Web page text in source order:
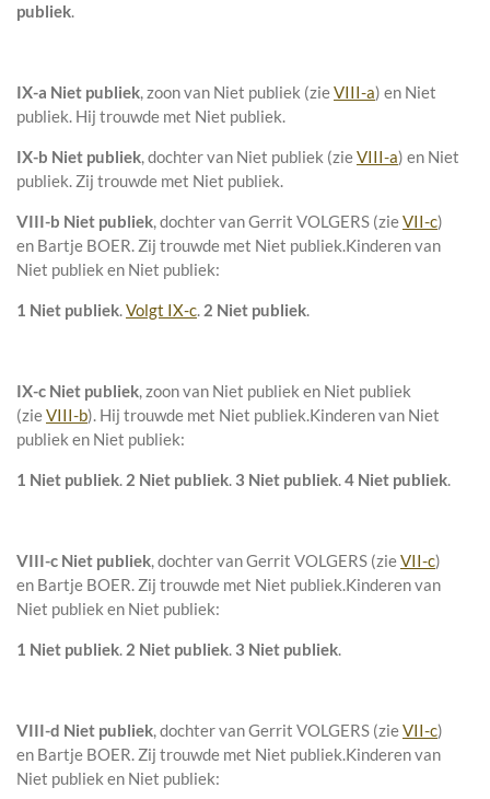
publiek.
IX-a Niet publiek, zoon van Niet publiek (zieVIII-a) en Niet
publiek. Hij trouwde met Niet publiek.
IX-b Niet publiek, dochter van Niet publiek (zieVIII-a) en Niet
publiek. Zij trouwde met Niet publiek.
VIII-b Niet publiek, dochter vanGerrit VOLGERS (zieVII-c)
en Bartje BOER. Zij trouwde met Niet publiek.Kinderen van
Niet publiek en Niet publiek:
1 Niet publiek.Volgt IX-c. 2 Niet publiek.
IX-c Niet publiek, zoon van Niet publiek en Niet publiek
(zieVIII-b). Hij trouwde met Niet publiek.Kinderen van Niet
publiek en Niet publiek:
1 Niet publiek. 2 Niet publiek. 3 Niet publiek.4 Niet publiek.
VIII-c Niet publiek, dochter vanGerrit VOLGERS (zieVII-c)
en Bartje BOER. Zij trouwde met Niet publiek.Kinderen van
Niet publiek en Niet publiek:
1 Niet publiek. 2 Niet publiek. 3 Niet publiek.
VIII-d Niet publiek, dochter vanGerrit VOLGERS (zieVII-c)
en Bartje BOER. Zij trouwde met Niet publiek.Kinderen van
Niet publiek en Niet publiek: